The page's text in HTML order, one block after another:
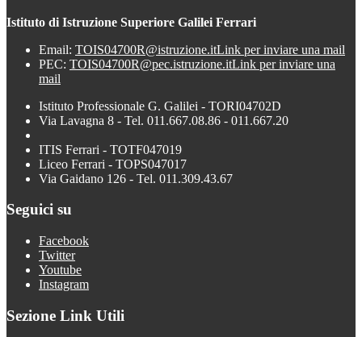
Istituto di Istruzione Superiore Galilei Ferrari
Email: TOIS04700R@istruzione.itLink per inviare una mail
PEC: TOIS04700R@pec.istruzione.itLink per inviare una
mail
Istituto Professionale G. Galilei - TORI04702D
Via Lavagna 8 - Tel. 011.667.08.86 - 011.667.20
ITIS Ferrari - TOTF047019
Liceo Ferrari - TOPS047017
Via Gaidano 126 - Tel. 011.309.43.67
Seguici su
Facebook
Twitter
Youtube
Instagram
Sezione Link Utili